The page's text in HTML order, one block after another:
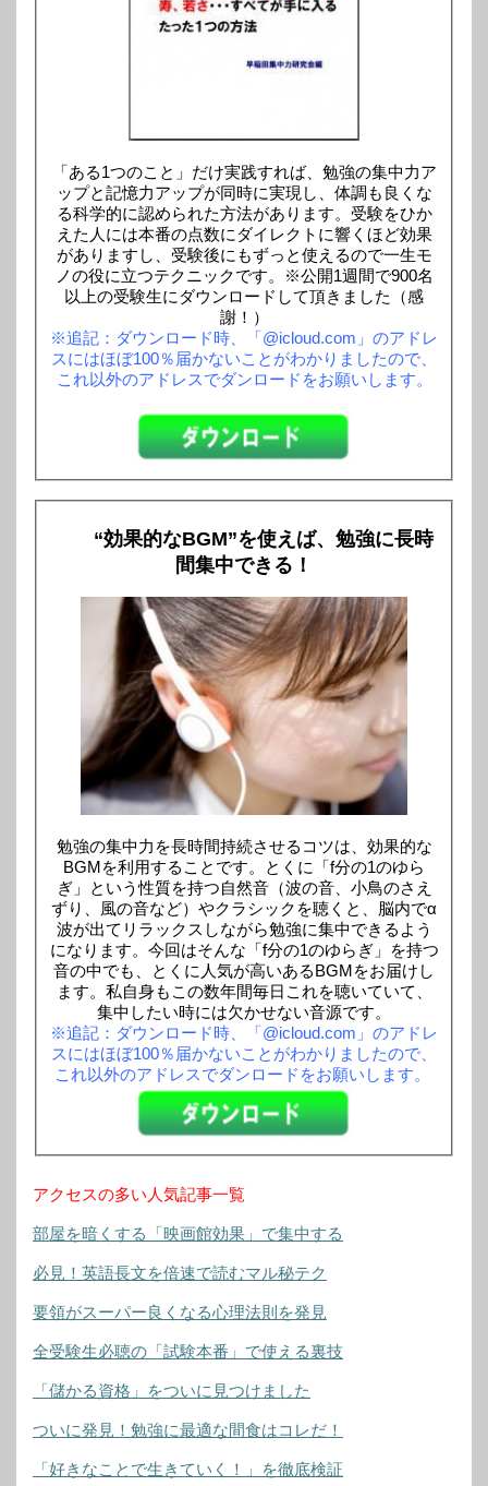
「ある1つのこと」だけ実践すれば、勉強の集中力ア
ップと記憶力アップが同時に実現し、体調も良くな
る科学的に認められた方法があります。受験をひか
えた人には本番の点数にダイレクトに響くほど効果
がありますし、受験後にもずっと使えるので一生モ
ノの役に立つテクニックです。※公開1週間で900名
以上の受験生にダウンロードして頂きました（感
謝！）
※追記：ダウンロード時、「@icloud.com」のアドレ
スにはほぼ100％届かないことがわかりましたので、
これ以外のアドレスでダンロードをお願いします。
“効果的なBGM”を使えば、勉強に長時
間集中できる！
勉強の集中力を長時間持続させるコツは、効果的な
BGMを利用することです。とくに「f分の1のゆら
ぎ」という性質を持つ自然音（波の音、小鳥のさえ
ずり、風の音など）やクラシックを聴くと、脳内でα
波が出てリラックスしながら勉強に集中できるよう
になります。今回はそんな「f分の1のゆらぎ」を持つ
音の中でも、とくに人気が高いあるBGMをお届けし
ます。私自身もこの数年間毎日これを聴いていて、
集中したい時には欠かせない音源です。
※追記：ダウンロード時、「@icloud.com」のアドレ
スにはほぼ100％届かないことがわかりましたので、
これ以外のアドレスでダンロードをお願いします。
アクセスの多い人気記事一覧
部屋を暗くする「映画館効果」で集中する
必見！英語長文を倍速で読むマル秘テク
要領がスーパー良くなる心理法則を発見
全受験生必聴の「試験本番」で使える裏技
「儲かる資格」をついに見つけました
ついに発見！勉強に最適な間食はコレだ！
「好きなことで生きていく！」を徹底検証